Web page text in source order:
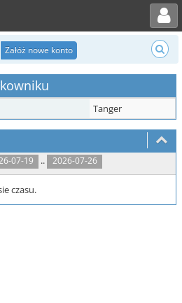
Toggle user menu
Załóż nowe konto
Tanger
07-19 .. 2026-07-26
czasu.